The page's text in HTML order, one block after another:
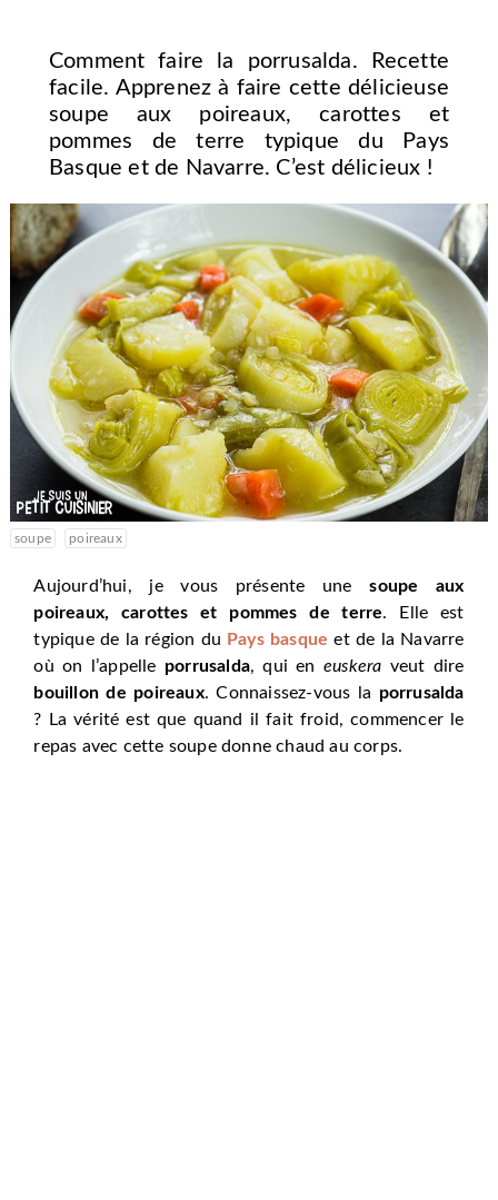
Comment faire la porrusalda. Recette
facile. Apprenez à faire cette délicieuse
soupe aux poireaux, carottes et
pommes de terre typique du Pays
Basque et de Navarre. C’est délicieux !
soupe poireaux
Aujourd’hui, je vous présente unesoupe aux
poireaux, carottes et pommes de terre. Elle est
typique de la région du Pays basque et de la Navarre
où on l’appelle porrusalda, qui en euskera veut dire
bouillon de poireaux. Connaissez-vous la porrusalda
? La vérité est que quand il fait froid, commencer le
repas avec cette soupe donne chaud au corps.